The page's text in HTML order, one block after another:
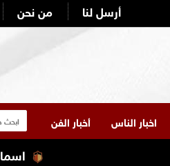
من نحن أرسل لنا
اخبار الناس أخبار الفن
اسماء